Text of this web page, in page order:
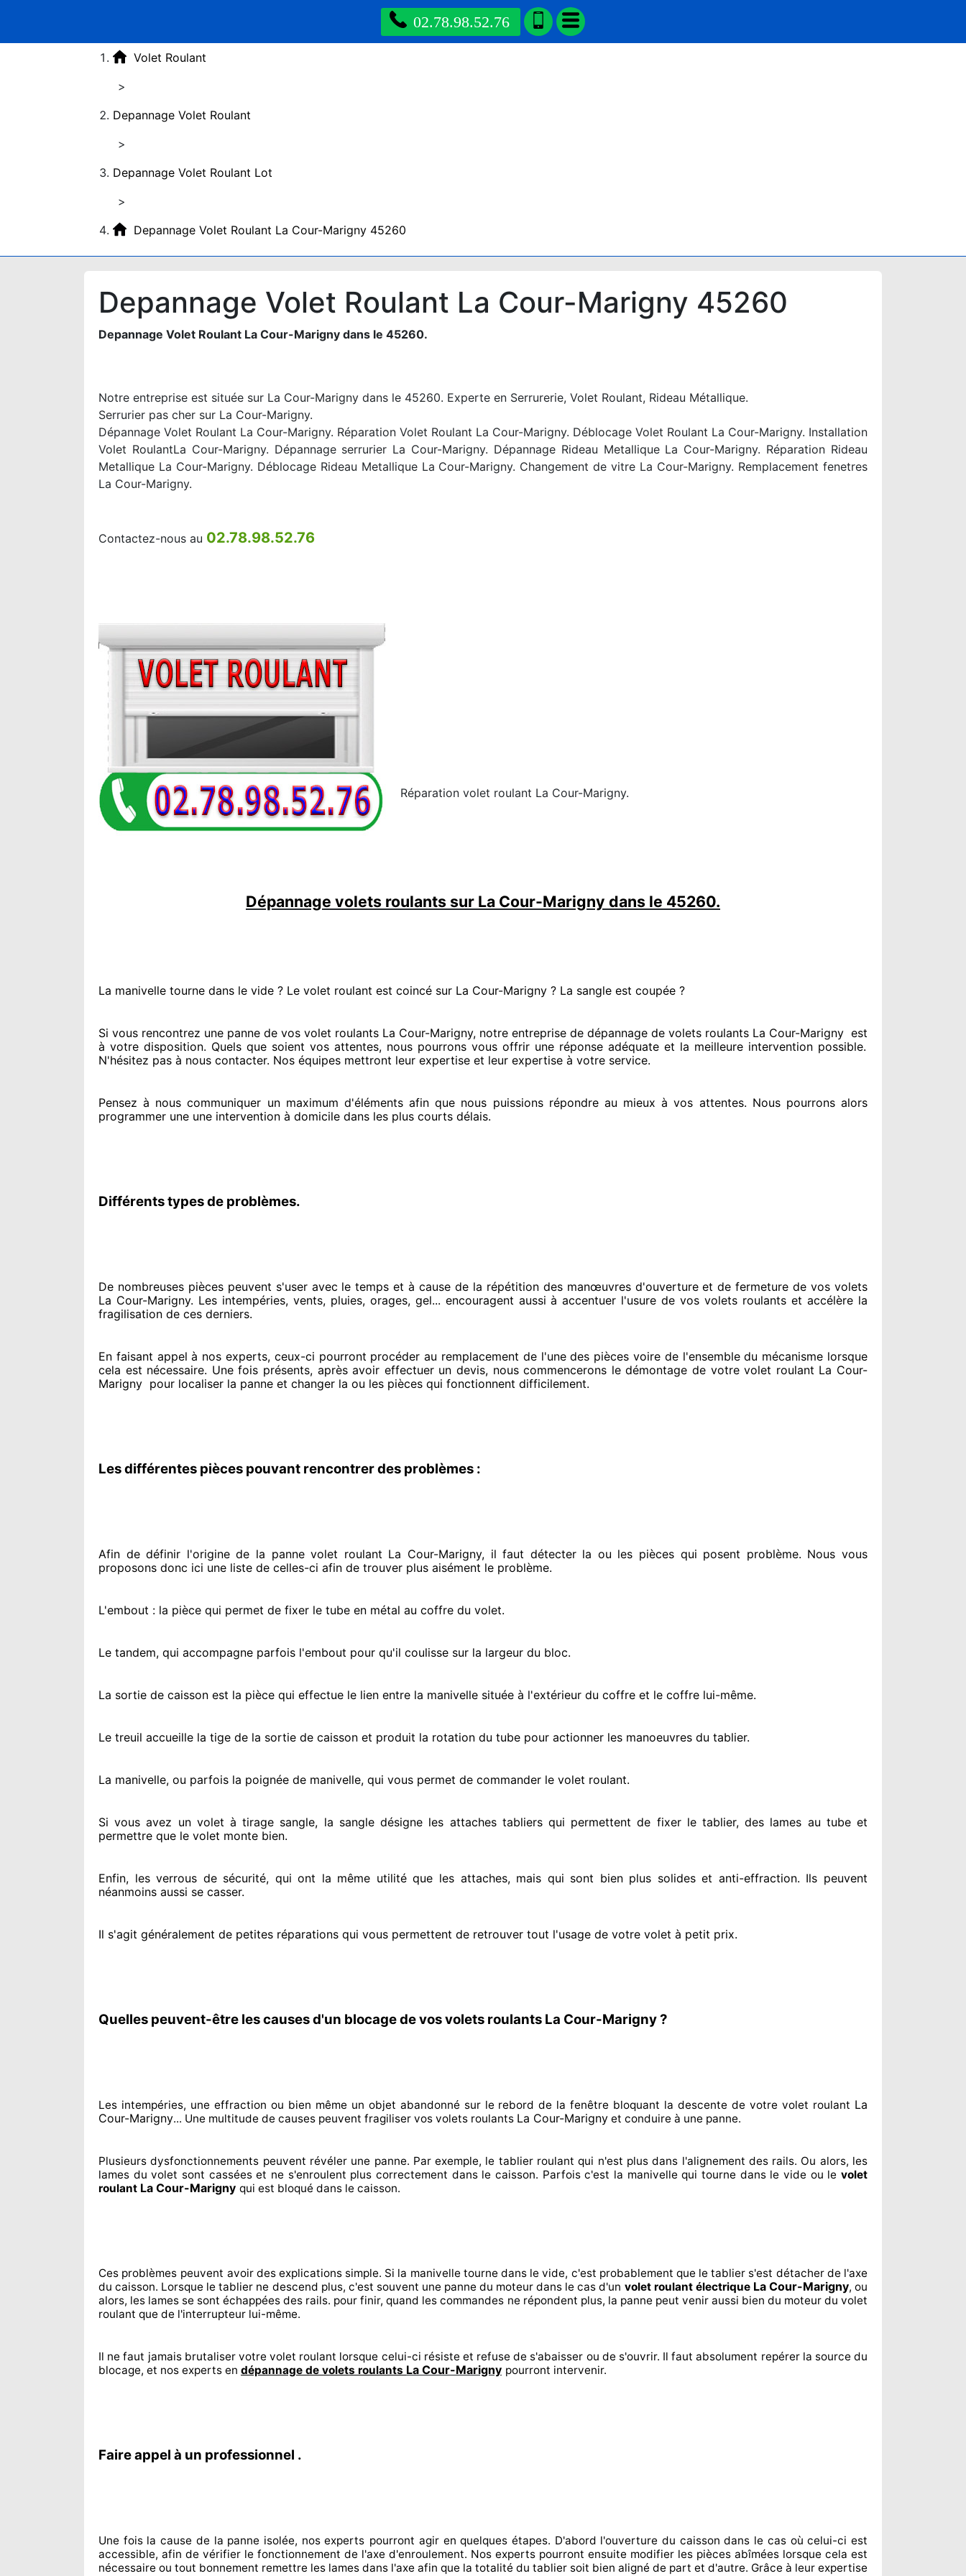
02.78.98.52.76
Volet Roulant
>
Depannage Volet Roulant
>
Depannage Volet Roulant Lot
>
Depannage Volet Roulant La Cour-Marigny 45260
Depannage Volet Roulant La Cour-Marigny 45260
Depannage Volet Roulant La Cour-Marigny dans le 45260.
Notre entreprise est située sur La Cour-Marigny dans le 45260. Experte en Serrurerie, Volet Roulant, Rideau Métallique.
Serrurier pas cher sur La Cour-Marigny.
Dépannage Volet Roulant La Cour-Marigny. Réparation Volet Roulant La Cour-Marigny. Déblocage Volet Roulant La Cour-Marigny. Installation
Volet RoulantLa Cour-Marigny. Dépannage serrurier La Cour-Marigny. Dépannage Rideau Metallique La Cour-Marigny. Réparation Rideau
Metallique La Cour-Marigny. Déblocage Rideau Metallique La Cour-Marigny. Changement de vitre La Cour-Marigny. Remplacement fenetres
La Cour-Marigny.
Contactez-nous au 02.78.98.52.76
Réparation volet roulant La Cour-Marigny.
Dépannage volets roulants sur La Cour-Marigny dans le 45260.
La manivelle tourne dans le vide ? Le volet roulant est coincé sur La Cour-Marigny ? La sangle est coupée ?
Si vous rencontrez une panne de vos volet roulants La Cour-Marigny, notre entreprise de dépannage de volets roulants La Cour-Marigny est
à votre disposition. Quels que soient vos attentes, nous pourrons vous offrir une réponse adéquate et la meilleure intervention possible.
N'hésitez pas à nous contacter. Nos équipes mettront leur expertise et leur expertise à votre service.
Pensez à nous communiquer un maximum d'élémentsafin que nous puissions répondre au mieux à vos attentes. Nous pourrons alors
programmer une une intervention à domicile dans les plus courts délais.
Différents types de problèmes.
De nombreuses pièces peuvent s'user avec le temps et à cause de la répétition des manœuvres d'ouverture et de fermeture de vos volets
La Cour-Marigny. Les intempéries, vents, pluies, orages, gel... encouragent aussi à accentuer l'usure de vos volets roulants et accélère la
fragilisation de ces derniers.
En faisant appel à nos experts, ceux-ci pourront procéder au remplacement de l'une des pièces voire de l'ensembledu mécanisme lorsque
cela est nécessaire. Une fois présents, après avoir effectuerun devis, nous commencerons ledémontage de votre volet roulant La Cour-
Marigny pour localiser la panne et changer la ou les pièces qui fonctionnent difficilement.
Les différentes pièces pouvant rencontrer des problèmes :
Afin de définir l'originede la panne volet roulant La Cour-Marigny, il faut détecterla ou les pièces qui posent problème. Nous vous
proposons donc ici une liste de celles-ci afin de trouver plus aisément le problème.
L'embout : la pièce qui permet de fixer le tube en métal au coffre du volet.
Le tandem, qui accompagne parfois l'embout pour qu'il coulisse sur la largeur du bloc.
La sortie de caisson est la pièce qui effectue le lien entre la manivelle située à l'extérieur du coffre et le coffre lui-même.
Le treuil accueille la tige de la sortie de caisson et produit la rotation du tube pour actionner les manoeuvres du tablier.
La manivelle, ou parfois la poignée de manivelle, qui vous permet de commander le volet roulant.
Si vous avez un volet à tirage sangle, la sangle désigne les attaches tabliers qui permettent de fixer le tablier, des lames au tube et
permettre que le volet monte bien.
Enfin, les verrous de sécurité, qui ont la même utilité que les attaches, mais qui sont bien plus solideset anti-effraction. Ils peuvent
néanmoins aussi se casser.
Il s'agit généralement de petites réparations qui vous permettent de retrouver tout l'usage de votre volet à petit prix.
Quelles peuvent-être les causes d'un blocage de vos volets roulants La Cour-Marigny ?
Les intempéries, une effraction ou bien même un objet abandonnésur le rebord de la fenêtre bloquant la descente de votre volet roulant La
Cour-Marigny... Une multitude de causes peuvent fragiliser vos volets roulants La Cour-Marigny et conduire à une panne.
Plusieurs dysfonctionnements peuvent révélerune panne. Par exemple, le tablier roulant qui n'est plus dans l'alignement des rails. Ou alors, les
lames du volet sont casséeset ne s'enroulent plus correctement dans le caisson. Parfoisc'est la manivelle qui tourne dans le vide ou levolet
roulant La Cour-Marigny qui est bloqué dans le caisson.
Ces problèmes peuvent avoir des explicationssimple. Si la manivelle tourne dans le vide, c'est probablement que le tablier s'est détacherde l'axe
du caisson. Lorsque le tablier ne descend plus, c'est souvent une panne du moteur dans le cas d'un volet roulant électrique La Cour-Marigny, ou
alors, les lames se sont échappées des rails. pour finir, quand les commandes ne répondent plus, la panne peut venir aussi bien du moteur du volet
roulant que de l'interrupteur lui-même.
Il ne faut jamais brutaliservotre volet roulant lorsque celui-ci résiste et refuse de s'abaisser ou de s'ouvrir. Il faut absolument repérerla sourcedu
blocage, et nos experts en dépannage de volets roulants La Cour-Marigny pourront intervenir.
Faire appel à un professionnel .
Une fois la cause de la panne isolée, nos experts pourront agir en quelques étapes. D'abord l'ouverture du caisson dans le cas où celui-ci est
accessible, afin de vérifier le fonctionnement de l'axe d'enroulement. Nos experts pourront ensuite modifier les pièces abîmées lorsque cela est
nécessaire ou tout bonnement remettre les lames dans l'axe afin que la totalité du tablier soit bien aligné de part et d'autre. Grâce à leur expertise